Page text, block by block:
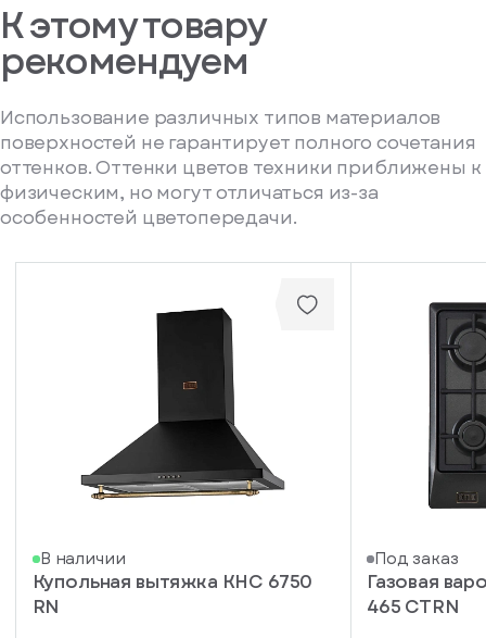
К этому товару
рекомендуем
Использование различных типов материалов
поверхностей не гарантирует полного сочетания
оттенков. Оттенки цветов техники приближены к
физическим, но могут отличаться из-за
особенностей цветопередачи.
В наличии
Купольная вытяжка KHC 6750
RN
Под заказ
Газовая
465 CTRN